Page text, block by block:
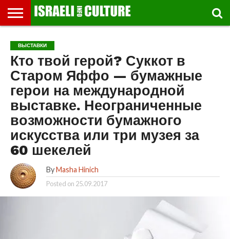
МУЗЕИ
СТРАНА
ФЕСТИВАЛЕЙ
ТЕАТР
КНИГИ.
ТЕКСТЫ
МУЗЫКА
РЕЛИГИЯ/
ИСТОРИЯ
ДВИЖЕНИЕ
ДЕТИ
ВЫХОДНОГО
ДНЯ
МАРШРУТЫ
ПРОГУЛЬЩИКА
ВИДЕО-
РЕЧИ
ВПЕЧАТЛЕНИЯ
ВСТРЕЧИ
И
ЛЕКЦИИ
ИНТЕРВЬЮ
КИНО
TEL
AVIV
GLOBAL
ВЫСТАВКИ
Кто твой герой? Суккот в
Старом Яффо — бумажные
герои на международной
выставке. Неограниченные
возможности бумажного
искусства или три музея за
60 шекелей
By Masha Hinich
Posted on 25.09.2017